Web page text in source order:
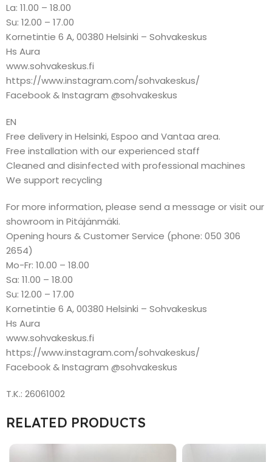
La: 11.00 – 18.00
Su: 12.00 – 17.00
Kornetintie 6 A, 00380 Helsinki – Sohvakeskus
Hs Aura
www.sohvakeskus.fi
https://www.instagram.com/sohvakeskus/
Facebook & Instagram @sohvakeskus
EN
Free delivery in Helsinki, Espoo and Vantaa area.
Free installation with our experienced staff
Cleaned and disinfected with professional machines
We support recycling
For more information, please send a message or visit our
showroom in Pitäjänmäki.
Opening hours & Customer Service (phone: 050 306
2654)
Mo-Fr: 10.00 – 18.00
Sa: 11.00 – 18.00
Su: 12.00 – 17.00
Kornetintie 6 A, 00380 Helsinki – Sohvakeskus
Hs Aura
www.sohvakeskus.fi
https://www.instagram.com/sohvakeskus/
Facebook & Instagram @sohvakeskus
T.K.: 26061002
RELATED PRODUCTS